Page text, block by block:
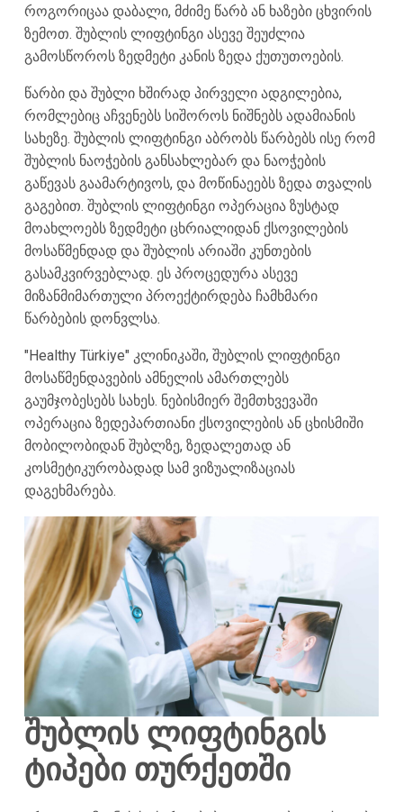
როგორიცაა დაბალი, მძიმე წარბ ან ხაზები ცხვირის
ზემოთ. შუბლის ლიფტინგი ასევე შეუძლია
გამოსწოროს ზედმეტი კანის ზედა ქუთუთოების.
წარბი და შუბლი ხშირად პირველი ადგილებია,
რომლებიც აჩვენებს სიშოროს ნიშნებს ადამიანის
სახეზე. შუბლის ლიფტინგი აბრობს წარბებს ისე რომ
შუბლის ნაოჭების განსახლებარ და ნაოჭების
გაწევას გაამარტივოს, და მოწინაეებს ზედა თვალის
გაგებით. შუბლის ლიფტინგი ოპერაცია ზუსტად
მოახლოებს ზედმეტი ცხრიალიდან ქსოვილების
მოსაწმენდად და შუბლის არიაში კუნთების
გასამკვირვებლად. ეს პროცედურა ასევე
მიზანმიმართული პროექტირდება ჩამხმარი
წარბების დონვლსა.
"Healthy Türkiye" კლინიკაში, შუბლის ლიფტინგი
მოსაწმენდავების ამნელის ამართლებს
გაუმჯობესებს სახეს. ნებისმიერ შემთხვევაში
ოპერაცია ზედეპართიანი ქსოვილების ან ცხისმიში
მობილობიდან შუბლზე, ზედალეთად ან
კოსმეტიკურობადად სამ ვიზუალიზაციას
დაგეხმარება.
შუბლის ლიფტინგის
ტიპები თურქეთში